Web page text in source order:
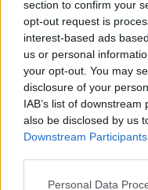
section to confirm your
opt-out request is
interest-based ads
us or personal
your opt-out. You may
disclosure of your
IAB’s list of
also be disclosed by us
Downstream Participants
Personal Data
παραβάσεις και
παραβιάσεις ο
απολογισμός